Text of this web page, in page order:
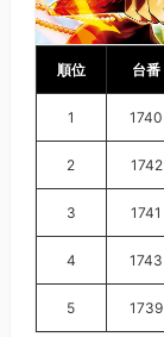
順位 台番
1 1740
2 1742
3 1741
4 1743
5 1739